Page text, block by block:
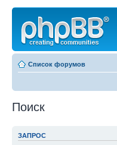
Список форумов
Поиск
ЗАПРОС